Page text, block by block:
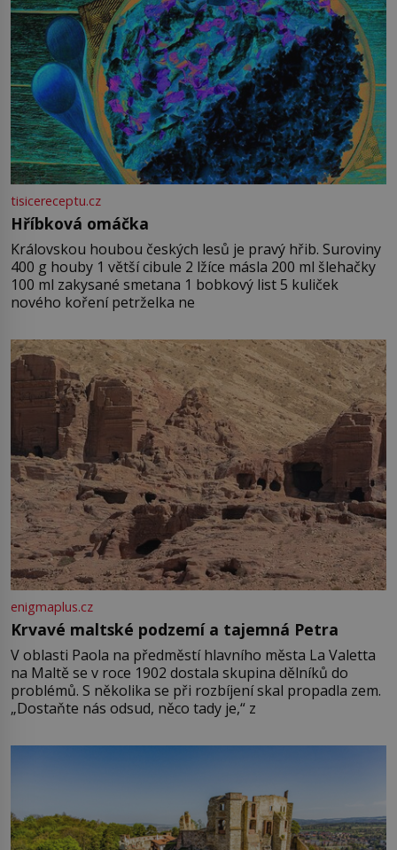
tisicereceptu.cz
Hříbková omáčka
Královskou houbou českých lesů je pravý hřib. Suroviny
400 g houby 1 větší cibule 2 lžíce másla 200 ml šlehačky
100 ml zakysané smetana 1 bobkový list 5 kuliček
nového koření petrželka ne
enigmaplus.cz
Krvavé maltské podzemí a tajemná Petra
V oblasti Paola na předměstí hlavního města La Valetta
na Maltě se v roce 1902 dostala skupina dělníků do
problémů. S několika se při rozbíjení skal propadla zem.
„Dostaňte nás odsud, něco tady je,“ z